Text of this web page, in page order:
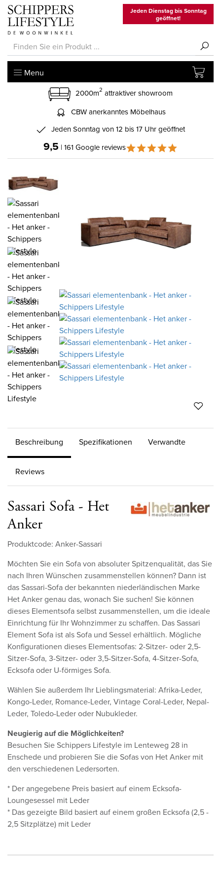
Jeden Dienstag bis Sonntag
geöffnet!
Menu
2000m2 attraktiver showroom
CBW anerkanntes Möbelhaus
Jeden Sonntag von 12 bis 17 Uhr geöffnet
9,5 | 161 Google reviews
Beschreibung Spezifikationen Verwandte
Reviews
Sassari Sofa - Het
Anker
Produktcode: Anker-Sassari
Möchten Sie ein Sofa von absoluter Spitzenqualität, das Sie
nach Ihren Wünschen zusammenstellen können? Dann ist
das Sassari-Sofa der bekannten niederländischen Marke
Het Anker genau das, wonach Sie suchen! Sie können
dieses Elementsofa selbst zusammenstellen, um die ideale
Einrichtung für Ihr Wohnzimmer zu schaffen. Das Sassari
Element Sofa ist als Sofa und Sessel erhältlich. Mögliche
Konfigurationen dieses Elementsofas: 2-Sitzer- oder 2,5-
Sitzer-Sofa, 3-Sitzer- oder 3,5-Sitzer-Sofa, 4-Sitzer-Sofa,
Ecksofa oder U-förmiges Sofa.
Wählen Sie außerdem Ihr Lieblingsmaterial: Afrika-Leder,
Kongo-Leder, Romance-Leder, Vintage Coral-Leder, Nepal-
Leder, Toledo-Leder oder Nubukleder.
Neugierig auf die Möglichkeiten?
Besuchen Sie Schippers Lifestyle im Lenteweg 28 in
Enschede und probieren Sie die Sofas von Het Anker mit
den verschiedenen Ledersorten.
* Der angegebene Preis basiert auf einem Ecksofa-
Loungesessel mit Leder
* Das gezeigte Bild basiert auf einem großen Ecksofa (2,5 -
2,5 Sitzplätze) mit Leder